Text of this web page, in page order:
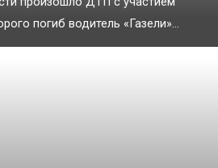
погиб водитель «Газели»...